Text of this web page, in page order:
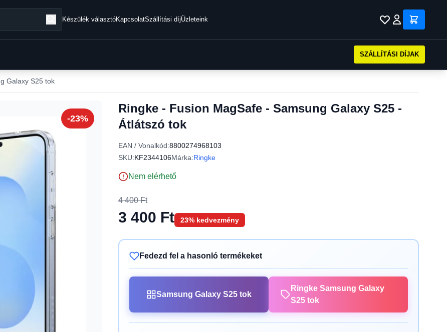
Készülék választóKapcsolatSzállítási díjÜzleteink
SZÁLLÍTÁSI DÍJAK
Galaxy S25 tok
-23%
Ringke - Fusion MagSafe - Samsung Galaxy S25 -
Átlátszó tok
EAN / Vonalkód:8800274968103
SKU:KF2344106Márka:Ringke
Nem elérhető
4 400 Ft
3 400 Ft 23% kedvezmény
Fedezd fel a hasonló termékeket
Samsung Galaxy S25 tok
Ringke Samsung Galaxy
S25 tok